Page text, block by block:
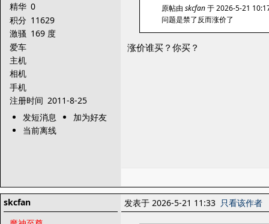
精华 0
积分 11629
激骚 169 度
爱车
主机
相机
手机
注册时间 2011-8-25
发短消息
加为好友
当前离线
原帖由 skcfan于 2026-5-21
问题是禁了反而涨价了
涨价谁买？你买？
skcfan
发表于 2026-5-21 11:33 只看该作者